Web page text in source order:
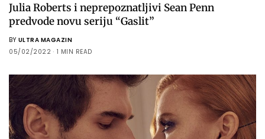
Julia Roberts i neprepoznatljivi Sean Penn
predvode novu seriju “Gaslit”
BY ULTRA MAGAZIN
05/02/2022
1 MIN READ